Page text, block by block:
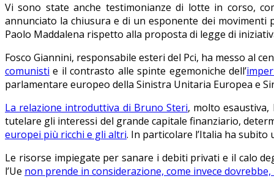
Vi sono state anche testimonianze di lotte in corso,
annunciato la chiusura e di un esponente dei
Paolo Maddalena rispetto alla proposta di legge di
Fosco Giannini, responsabile esteri del Pci, ha messo al
comunisti e il contrasto alle spinte egemoniche dell’
parlamentare europeo della Sinistra Unitaria Europea e
La relazione introduttiva di Bruno Steri, molto
tutelare gli interessi del grande capitale finanziario,
europei più ricchi e gli altri. In particolare l’Italia ha
Le risorse impiegate per sanare i debiti privati e il calo
l’Ue non prende in considerazione, come invece dovrebbe,